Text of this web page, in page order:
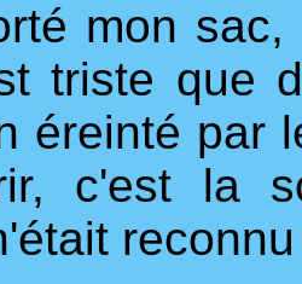
mon
triste que
éreinté par
c'est la